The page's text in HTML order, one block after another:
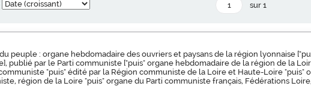
sur 1
peuple : organe hebdomadaire des ouvriers et paysans de la région lyonnaise
publié par le Parti communiste ["puis" organe hebdomadaire de la région de la
"puis" édité par la Région communiste de la Loire et Haute-Loire "puis"
région de la Loire "puis" organe du Parti communiste français, Fédérations